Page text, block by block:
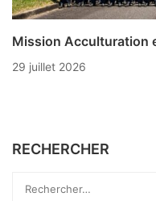
Mission Acculturation
29 juillet 2026
RECHERCHER